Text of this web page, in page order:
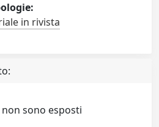
in rivista
sono esposti